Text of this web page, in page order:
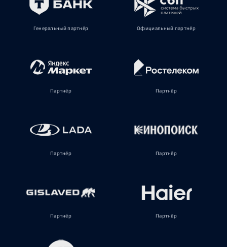
Генеральный партнёр Официальный партнёр
Партнёр Партнёр
Партнёр Партнёр
Партнёр Партнёр